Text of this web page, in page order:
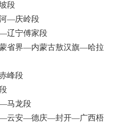
段
—庆岭段
宁傅家段
界—内蒙古敖汉旗—哈拉
峰段
马龙段
安—德庆—封开—广西梧